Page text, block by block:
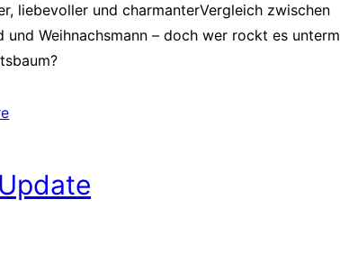
liebevoller und charmanterVergleich zwischen
und Weihnachsmann – doch wer rockt es unterm